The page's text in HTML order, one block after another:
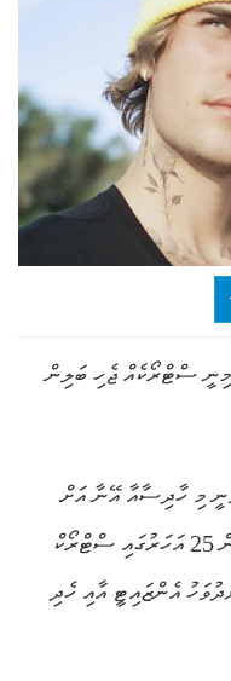
ސްޓްރޯކެއް ޖެހި ބަލިން
މި ހާދިސާއާ އޭނާ އަށް
ދިމާވީ މިދިޔަ މާރިޗް މަހުގައި ކަމަށެވެ. އުމުރުން 25 އަހަރުގައި ސްޓްރޯކް
އެންޒައިޓީ އާއި ހެދި